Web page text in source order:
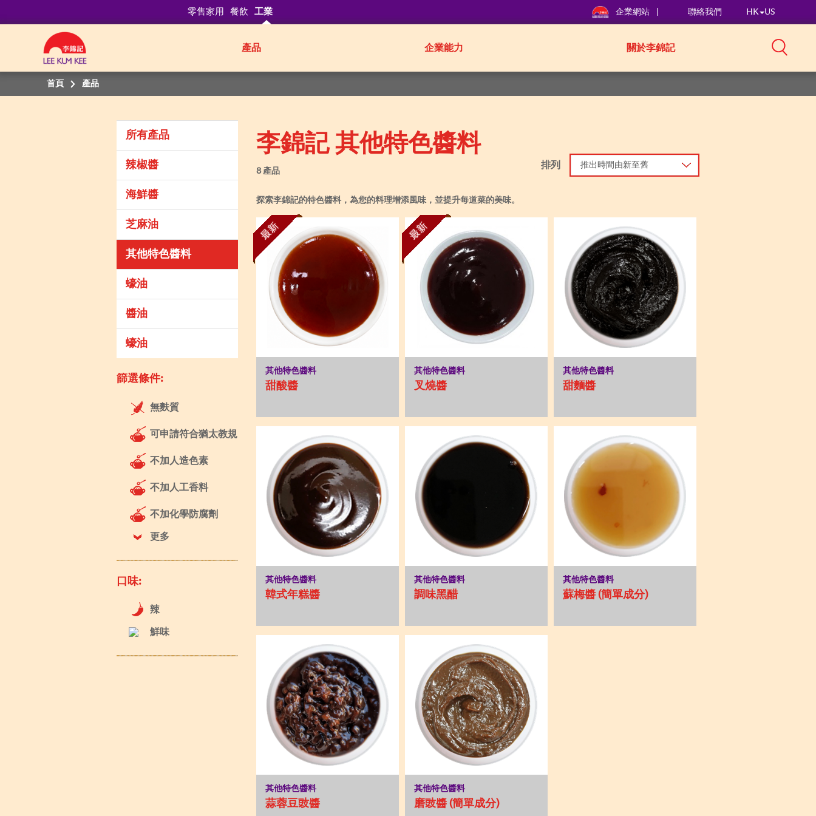
零售家用 餐飲 工業 企業網站 聯絡我們 HK US
產品 企業能力 關於李錦記
首頁 產品
所有產品
辣椒醬
海鮮醬
芝麻油
其他特色醬料
蠔油
醬油
蠔油
篩選條件:
無麩質
可申請符合猶太教規
不加人造色素
不加人工香料
不加化學防腐劑
更多
口味:
辣
鮮味
李錦記 其他特色醬料
8 產品
排列 推出時間由新至舊
探索李錦記的特色醬料，為您的料理增添風味，並提升每道菜的美味。
最新
其他特色醬料
甜酸醬
最新
其他特色醬料
叉燒醬
其他特色醬料
甜麵醬
其他特色醬料
韓式年糕醬
其他特色醬料
調味黑醋
其他特色醬料
蘇梅醬 (簡單成分)
其他特色醬料
蒜蓉豆豉醬
其他特色醬料
磨豉醬 (簡單成分)